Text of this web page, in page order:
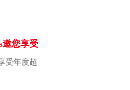
邀您享受
受年度超